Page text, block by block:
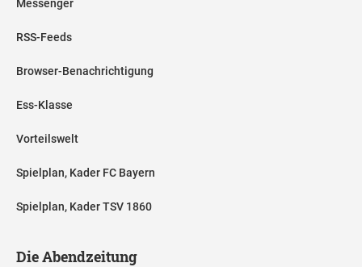
Messenger
RSS-Feeds
Browser-Benachrichtigung
Ess-Klasse
Vorteilswelt
Spielplan, Kader FC Bayern
Spielplan, Kader TSV 1860
Die Abendzeitung